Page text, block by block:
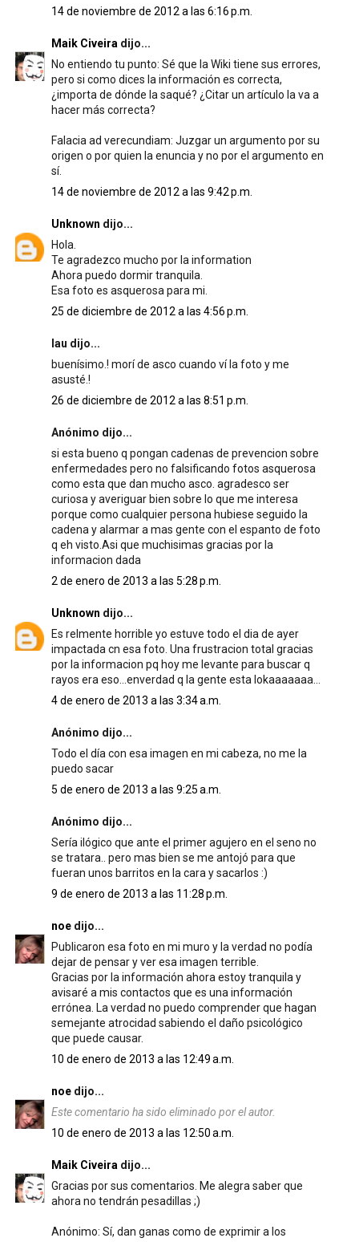
14 de noviembre de 2012 a las 6:16 p.m.
Maik Civeira dijo...
No entiendo tu punto: Sé que la Wiki tiene sus errores,
pero si como dices la información es correcta,
¿importa de dónde la saqué? ¿Citar un artículo la va a
hacer más correcta?
Falacia ad verecundiam: Juzgar un argumento por su
origen o por quien la enuncia y no por el argumento en
sí.
14 de noviembre de 2012 a las 9:42 p.m.
Unknown dijo...
Hola.
Te agradezco mucho por la information
Ahora puedo dormir tranquila.
Esa foto es asquerosa para mi.
25 de diciembre de 2012 a las 4:56 p.m.
lau dijo...
buenísimo.! morí de asco cuando ví la foto y me
asusté.!
26 de diciembre de 2012 a las 8:51 p.m.
Anónimo dijo...
si esta bueno q pongan cadenas de prevencion sobre
enfermedades pero no falsificando fotos asquerosa
como esta que dan mucho asco. agradesco ser
curiosa y averiguar bien sobre lo que me interesa
porque como cualquier persona hubiese seguido la
cadena y alarmar a mas gente con el espanto de foto
q eh visto.Asi que muchisimas gracias por la
informacion dada
2 de enero de 2013 a las 5:28 p.m.
Unknown dijo...
Es relmente horrible yo estuve todo el dia de ayer
impactada cn esa foto. Una frustracion total gracias
por la informacion pq hoy me levante para buscar q
rayos era eso...enverdad q la gente esta lokaaaaaaa...
4 de enero de 2013 a las 3:34 a.m.
Anónimo dijo...
Todo el día con esa imagen en mi cabeza, no me la
puedo sacar
5 de enero de 2013 a las 9:25 a.m.
Anónimo dijo...
Sería ilógico que ante el primer agujero en el seno no
se tratara.. pero mas bien se me antojó para que
fueran unos barritos en la cara y sacarlos :)
9 de enero de 2013 a las 11:28 p.m.
noedijo...
Publicaron esa foto en mi muro y la verdad no podía
dejar de pensar y ver esa imagen terrible.
Gracias por la información ahora estoy tranquila y
avisaré a mis contactos que es una información
errónea. La verdad no puedo comprender que hagan
semejante atrocidad sabiendo el daño psicológico
que puede causar.
10 de enero de 2013 a las 12:49 a.m.
noedijo...
Este comentario ha sido eliminado por el autor.
10 de enero de 2013 a las 12:50 a.m.
Maik Civeira dijo...
Gracias por sus comentarios. Me alegra saber que
ahora no tendrán pesadillas ;)
Anónimo: Sí, dan ganas como de exprimir a los